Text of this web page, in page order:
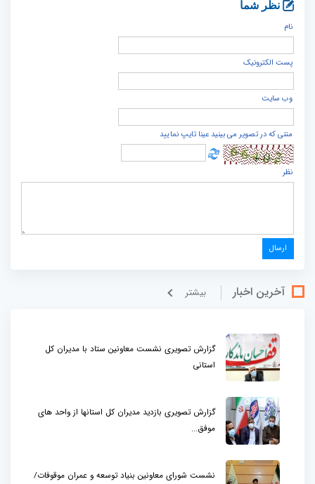
نظر شما
نام
پست الكترونيک
وب سایت
متنی که در تصویر می بینید عینا تایپ نمایید
نظر
آخرین اخبار بيشتر
گزارش تصویری نشست معاونین ستاد با مدیران کل
استانی
گزارش تصویری بازدید مدیران کل استانها از واحد های
موفق...
نشست شورای معاونین بنیاد توسعه و عمران موقوفات/